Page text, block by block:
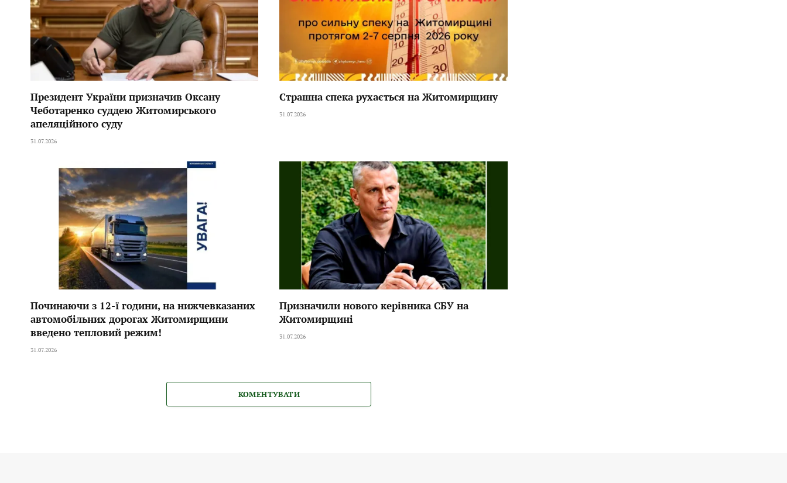
Президент України призначив Оксану
Чеботаренко суддею Житомирського
апеляційного суду
31.07.2026
Страшна спека рухається на Житомирщину
31.07.2026
Починаючи з 12-ї години, на нижчевказаних
автомобільних дорогах Житомирщини
введено тепловий режим!
31.07.2026
Призначили нового керівника СБУ на
Житомирщині
31.07.2026
КОМЕНТУВАТИ